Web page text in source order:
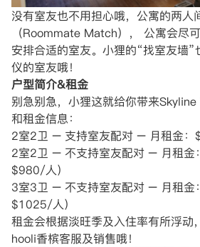
没有室友也不用担心哦，公寓的两人
（Roommate Match）， 公寓会尽
安排合适的室友。小狸的“找室友墙
仪的室友哦！
户型简介&租金
别急别急，小狸这就给你带来
和租金信息：
2室2卫 – 支持室友配对 – 月租金
2室2卫 – 不支持室友配对 – 月租
$980/人）
3室3卫 – 不支持室友配对 – 月租
$1025/人）
租金会根据淡旺季及入住率有所浮动
hooli香槟客服及销售哦！